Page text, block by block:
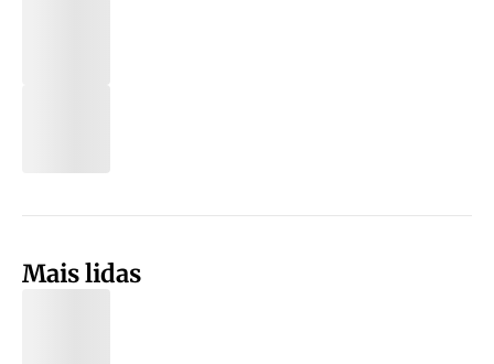
Mais lidas